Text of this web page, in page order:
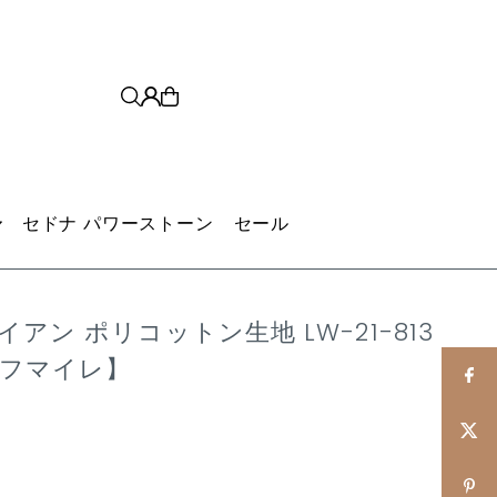
セドナ パワーストーン セール
アン ポリコットン生地 LW-21-813
マイレ】